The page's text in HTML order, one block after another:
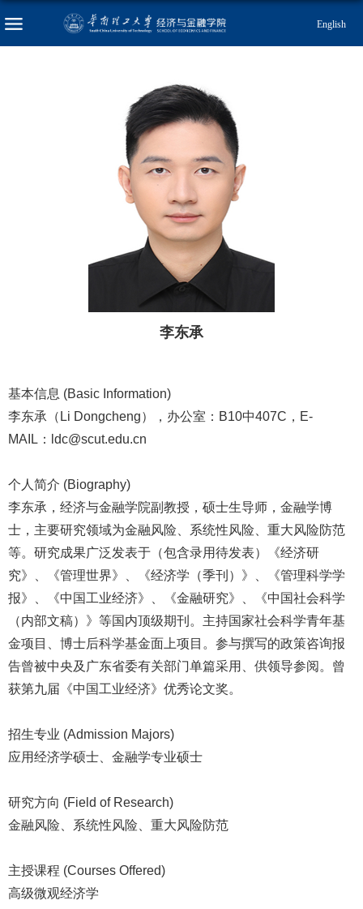
English
李东承
基本信息 (Basic Information)
李东承（Li Dongcheng），办公室：B10中407C，E-
MAIL：ldc@scut.edu.cn
个人简介 (Biography)
李东承，经济与金融学院副教授，硕士生导师，金融学博
士，主要研究领域为金融风险、系统性风险、重大风险防范
等。研究成果广泛发表于（包含录用待发表）《经济研
究》、《管理世界》、《经济学（季刊）》、《管理科学学
报》、《中国工业经济》、《金融研究》、《中国社会科学
（内部文稿）》等国内顶级期刊。主持国家社会科学青年基
金项目、博士后科学基金面上项目。参与撰写的政策咨询报
告曾被中央及广东省委有关部门单篇采用、供领导参阅。曾
获第九届《中国工业经济》优秀论文奖。
招生专业 (Admission Majors)
应用经济学硕士、金融学专业硕士
研究方向 (Field of Research)
金融风险、系统性风险、重大风险防范
主授课程 (Courses Offered)
高级微观经济学